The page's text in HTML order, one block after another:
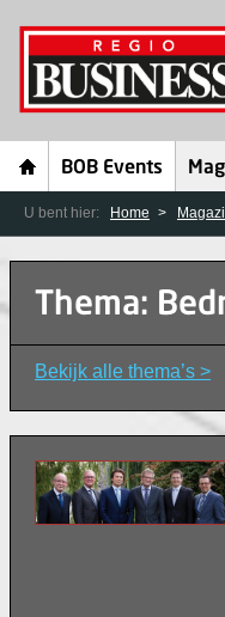
BOB Events
U bent hier: Home
Thema:
Bekijk alle thema’s >